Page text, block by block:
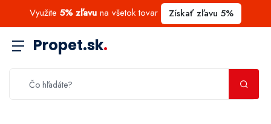
Využite 5% zľavu na všetok tovar Získať zľavu 5%
Propet.sk.